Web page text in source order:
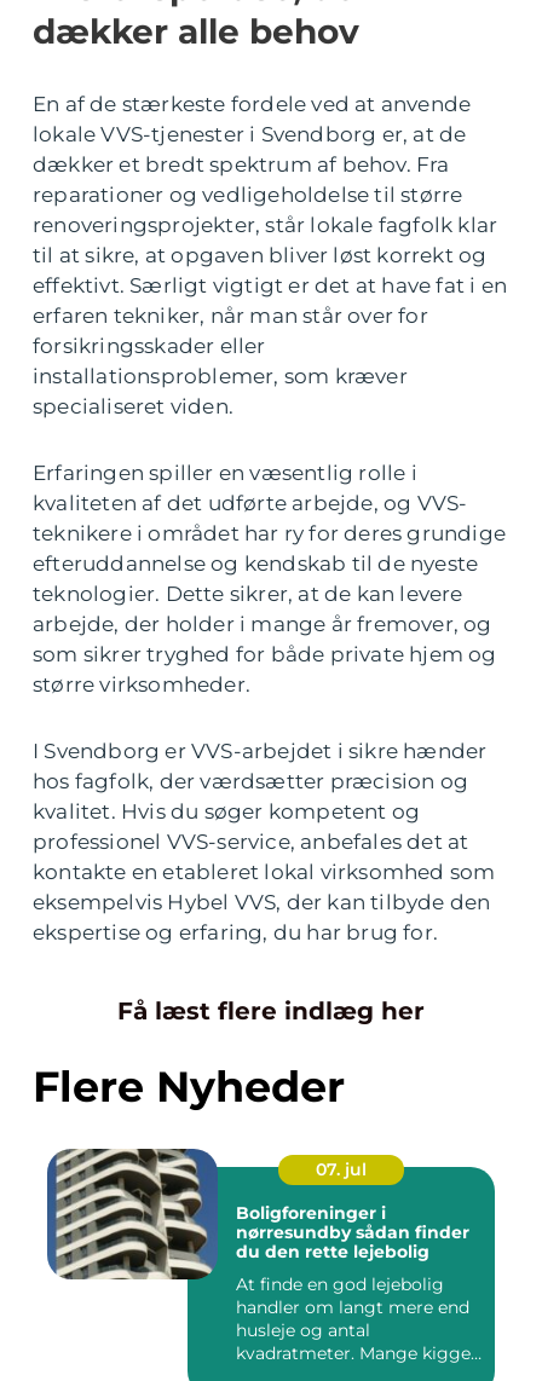
dækker alle behov
En af de stærkeste fordele ved at anvende
lokale VVS-tjenester i Svendborg er, at de
dækker et bredt spektrum af behov. Fra
reparationer og vedligeholdelse til større
renoveringsprojekter, står lokale fagfolk klar
til at sikre, at opgaven bliver løst korrekt og
effektivt. Særligt vigtigt er det at have fat i en
erfaren tekniker, når man står over for
forsikringsskader eller
installationsproblemer, som kræver
specialiseret viden.
Erfaringen spiller en væsentlig rolle i
kvaliteten af det udførte arbejde, og VVS-
teknikere i området har ry for deres grundige
efteruddannelse og kendskab til de nyeste
teknologier. Dette sikrer, at de kan levere
arbejde, der holder i mange år fremover, og
som sikrer tryghed for både private hjem og
større virksomheder.
I Svendborg er VVS-arbejdet i sikre hænder
hos fagfolk, der værdsætter præcision og
kvalitet. Hvis du søger kompetent og
professionel VVS-service, anbefales det at
kontakte en etableret lokal virksomhed som
eksempelvis Hybel VVS, der kan tilbyde den
ekspertise og erfaring, du har brug for.
Få læst flere indlæg her
Flere Nyheder
07. jul
Boligforeninger i
nørresundby sådan finder
du den rette lejebolig
At finde en god lejebolig
handler om langt mere end
husleje og antal
kvadratmeter. Mange kigger